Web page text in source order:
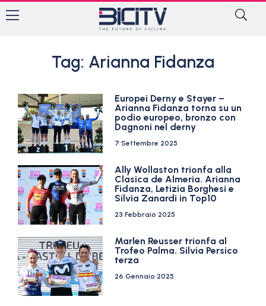
Tag: Arianna Fidanza
Europei Derny e Stayer –
Arianna Fidanza torna su un
podio europeo, bronzo con
Dagnoni nel derny
7 Settembre 2025
Ally Wollaston trionfa alla
Clasica de Almeria. Arianna
Fidanza, Letizia Borghesi e
Silvia Zanardi in Top10
23 Febbraio 2025
Marlen Reusser trionfa al
Trofeo Palma. Silvia Persico
terza
26 Gennaio 2025